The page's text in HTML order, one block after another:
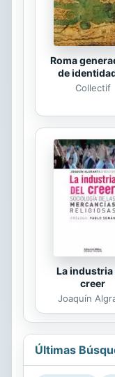
Roma
de
Collectif
La industria
creer
Joaquín
Últimas